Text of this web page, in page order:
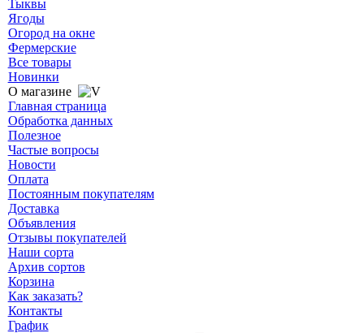
Тыквы
Ягоды
Огород на окне
Фермерские
Все товары
Новинки
О магазине
Главная страница
Обработка данных
Полезное
Частые вопросы
Новости
Оплата
Постоянным покупателям
Доставка
Объявления
Отзывы покупателей
Наши сорта
Архив сортов
Корзина
Как заказать?
Контакты
График